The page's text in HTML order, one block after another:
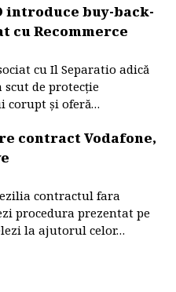
introduce buy-back-
cu Recommerce
cu Il Separatio adică
scut de protecție
corupt și oferă…
contract Vodafone,
contractul fara
procedura prezentat pe
la ajutorul celor…